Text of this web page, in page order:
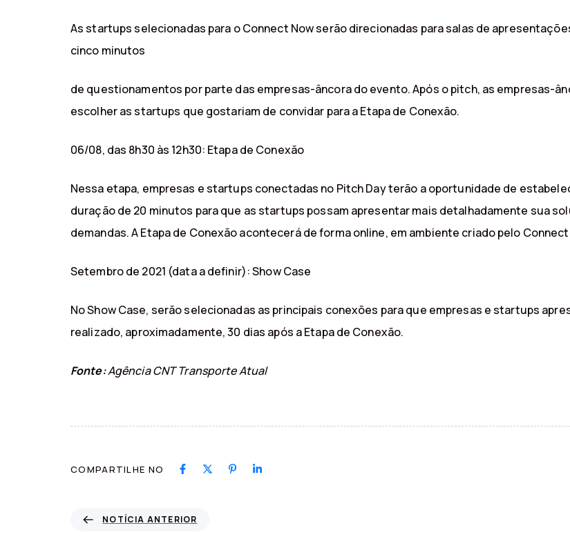
As startups selecionadas para o Connect Now serão direcionadas para salas de
cinco minutos
de questionamentos por parte das empresas-âncora do evento. Após o pitch, as empresas-
escolher as startups que gostariam de convidar para a Etapa de Conexão.
06/08, das 8h30 às 12h30: Etapa de Conexão
Nessa etapa, empresas e startups conectadas no Pitch Day terão a oportunidade de
duração de 20 minutos para que as startups possam apresentar mais detalhadamente sua
demandas. A Etapa de Conexão acontecerá de forma online, em ambiente criado pelo Connect
Setembro de 2021 (data a definir): Show Case
No Show Case, serão selecionadas as principais conexões para que empresas e startups
realizado, aproximadamente, 30 dias após a Etapa de Conexão.
Fonte:Agência CNT Transporte Atual
COMPARTILHE NO
NOTÍCIA ANTERIOR